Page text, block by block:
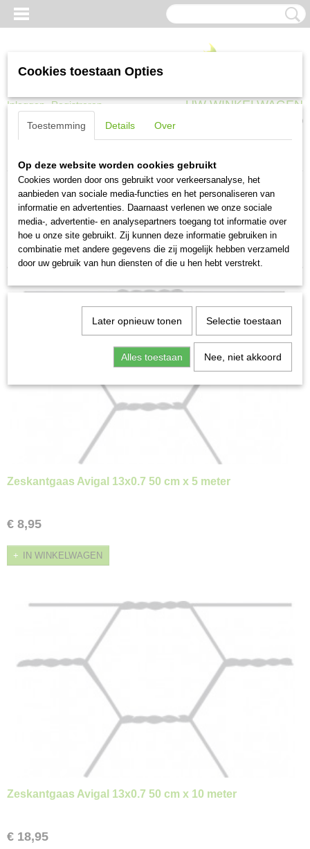
Inloggen Registreren UW WINKELWAGEN
(0)
Sorteer op:
1 2 »
Zeskantgaas Avigal 13x0.7 50 cm x 5 meter
€ 8,95
IN WINKELWAGEN
Zeskantgaas Avigal 13x0.7 50 cm x 10 meter
€ 18,95
Cookies toestaan Opties
Toestemming Details Over
Op deze website worden cookies gebruikt
Cookies worden door ons gebruikt voor verkeersanalyse, het
aanbieden van sociale media-functies en het personaliseren van
informatie en advertenties. Daarnaast verlenen we onze sociale
media-, advertentie- en analysepartners toegang tot informatie over
hoe u onze site gebruikt. Zij kunnen deze informatie gebruiken in
combinatie met andere gegevens die zij mogelijk hebben verzameld
door uw gebruik van hun diensten of die u hen hebt verstrekt.
Later opnieuw tonen Selectie toestaan
Alles toestaan Nee, niet akkoord